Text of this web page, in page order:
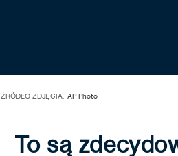
ŹRÓDŁO ZDJĘCIA: AP Photo
To są